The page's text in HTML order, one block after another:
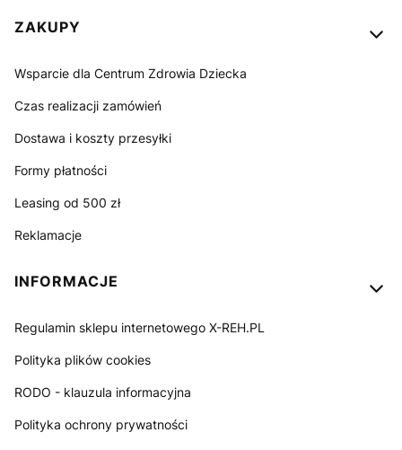
ZAKUPY
Wsparcie dla Centrum Zdrowia Dziecka
Czas realizacji zamówień
Dostawa i koszty przesyłki
Formy płatności
Leasing od 500 zł
Reklamacje
INFORMACJE
Regulamin sklepu internetowego X-REH.PL
Polityka plików cookies
RODO - klauzula informacyjna
Polityka ochrony prywatności